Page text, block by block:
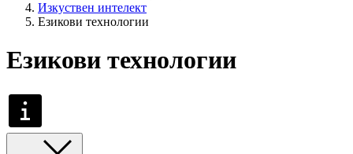
Изкуствен интелект
Езикови технологии
Езикови технологии